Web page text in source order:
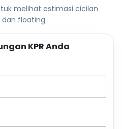
melihat estimasi cicilan
floating.
KPR Anda